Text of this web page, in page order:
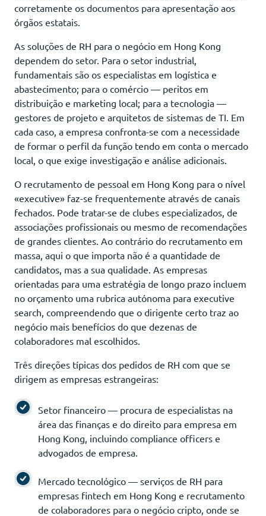
corretamente os documentos para apresentação aos
órgãos estatais.
As soluções de RH para o negócio em Hong Kong
dependem do setor. Para o setor industrial,
fundamentais são os especialistas em logística e
abastecimento; para o comércio — peritos em
distribuição e marketing local; para a tecnologia —
gestores de projeto e arquitetos de sistemas de TI. Em
cada caso, a empresa confronta-se com a necessidade
de formar o perfil da função tendo em conta o mercado
local, o que exige investigação e análise adicionais.
O recrutamento de pessoal em Hong Kong para o nível
«executive» faz-se frequentemente através de canais
fechados. Pode tratar-se de clubes especializados, de
associações profissionais ou mesmo de recomendações
de grandes clientes. Ao contrário do recrutamento em
massa, aqui o que importa não é a quantidade de
candidatos, mas a sua qualidade. As empresas
orientadas para uma estratégia de longo prazo incluem
no orçamento uma rubrica autónoma para executive
search, compreendendo que o dirigente certo traz ao
negócio mais benefícios do que dezenas de
colaboradores mal escolhidos.
Três direções típicas dos pedidos de RH com que se
dirigem as empresas estrangeiras:
Setor financeiro — procura de especialistas na
área das finanças e do direito para empresa em
Hong Kong, incluindo compliance officers e
advogados de empresa.
Mercado tecnológico — serviços de RH para
empresas fintech em Hong Kong e recrutamento
de colaboradores para o negócio cripto, onde se